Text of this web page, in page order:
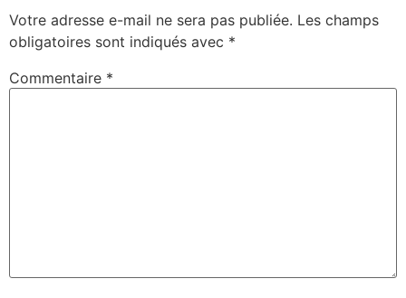
Votre adresse e-mail ne sera pas publiée. Les champs
obligatoires sont indiqués avec *
Commentaire *